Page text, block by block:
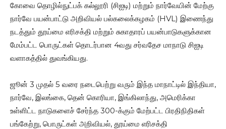
கோவை தொழில்நுட்பக் கல்லூரி (சிஐடி) மற்றும் நார்வேயின் மேற்கு
நார்வே பயன்பாட்டு அறிவியல் பல்கலைக்கழகம் (HVL) இணைந்து
நடத்தும் தூய்மை எரிசக்தி மற்றும் சுகாதாரப் பயன்பாடுகளுக்கான
மேம்பட்ட பொருட்கள் தொடர்பான 4வது சர்வதேச மாநாடு சிஐடி
வளாகத்தில் துவங்கியது.
ஜூன் 3 முதல் 5 வரை நடைபெற்று வரும் இந்த மாநாட்டில் இந்தியா,
நார்வே, இலங்கை, தென் கொரியா, இங்கிலாந்து, அமெரிக்கா
உள்ளிட்ட நாடுகளைச் சேர்ந்த 300-க்கும் மேற்பட்ட பிரதிநிதிகள்
பங்கேற்று, பொருட்கள் அறிவியல், தூய்மை எரிசக்தி